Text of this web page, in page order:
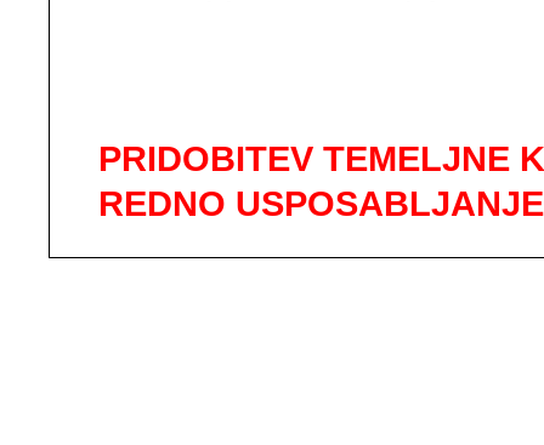
PRIDOBITEV TEMELJNE
REDNO